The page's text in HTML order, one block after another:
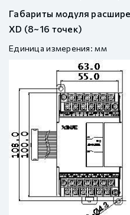
Габариты модуля
XD (8~16 точек)
Единица измерения: мм